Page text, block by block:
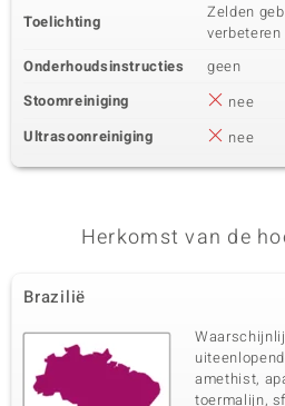
Toelichting
Zelden
verbeteren
Onderhoudsinstructies
geen
Stoomreiniging
nee
Ultrasoonreiniging
nee
Herkomst van de
Brazilië
amethist,
toermalijn,